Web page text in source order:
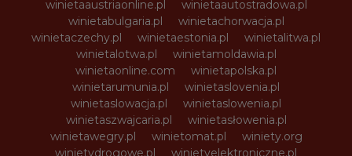
winietaaustriaonline.pl
winietaautostradowa.pl
winietabulgaria.pl
winietachorwacja.pl
winietaczechy.pl
winietaestonia.pl
winietalitwa.pl
winietalotwa.pl
winietamoldawia.pl
winietaonline.com
winietapolska.pl
winietarumunia.pl
winietaslovenia.pl
winietaslowacja.pl
winietaslowenia.pl
winietaszwajcaria.pl
winietasłowenia.pl
winietawegry.pl
winietomat.pl
winiety.org
winietydrogowe.pl
winietyelektroniczne.pl